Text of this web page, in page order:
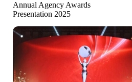
Annual Agency Awards
Presentation 2025